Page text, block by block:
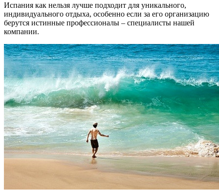
Испания как нельзя лучше подходит для уникального,
индивидуального отдыха, особенно если за его организацию
берутся истинные профессионалы – специалисты нашей
компании.